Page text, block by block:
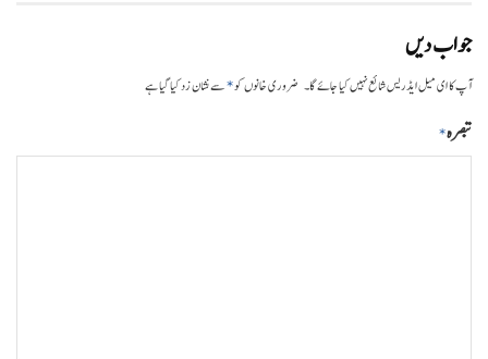
جواب دیں
آپ کا ای میل ایڈریس شائع نہیں کیا جائے گا۔ ضروری خانوں کو*سے نشان زد کیا گیا ہے
تبصرہ*